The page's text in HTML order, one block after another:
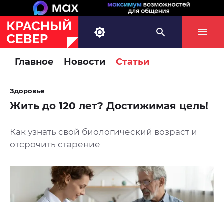
Главное Новости Статьи
Здоровье
Жить до 120 лет? Достижимая цель!
Как узнать свой биологический возраст и
отсрочить старение